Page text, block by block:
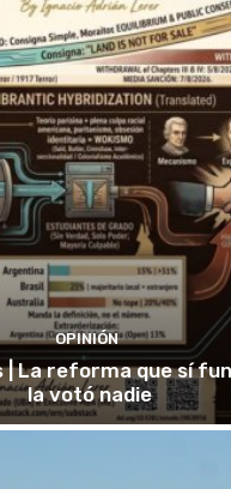
OPINIÓN
La reforma que sí
la votó nadie